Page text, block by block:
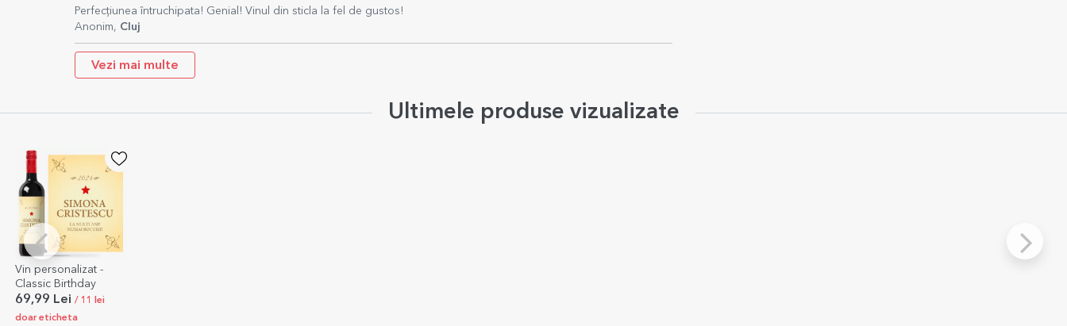
Perfecțiunea întruchipata! Genial! Vinul din sticla la fel de gustos!
Anonim, Cluj
Vezi mai multe
Ultimele produse vizualizate
Vin personalizat -
Classic Birthday
69,99 Lei / 11 lei
doar eticheta